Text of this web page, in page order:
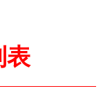
表